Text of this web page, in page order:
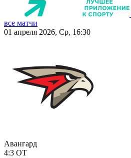
все матчи
01 апреля 2026, Ср, 16:30
Авангард
4:3 ОТ